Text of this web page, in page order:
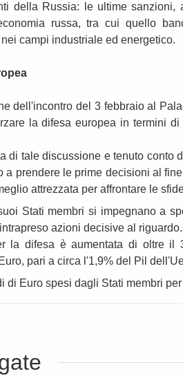
della Russia: le ultime sanzioni,
russa, tra cui quello
campi industriale ed energetico.
dell'incontro del 3 febbraio al
la difesa europea in termini
di tale discussione e tenuto conto
a prendere le prime decisioni al
attrezzata per affrontare le
Stati membri si impegnano a
azioni decisive al
la difesa è aumentata di oltre il
pari a circa l'1,9% del Pil
di Euro spesi dagli Stati membri